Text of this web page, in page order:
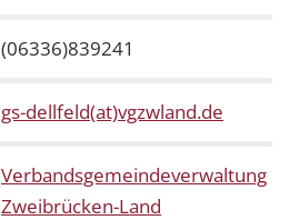
(06336)839241
gs-dellfeld(at)vgzwland.de
Verbandsgemeindeverwaltung
Zweibrücken-Land